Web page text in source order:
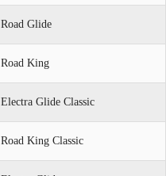
Road Glide
Road King
Electra Glide Classic
Road King Classic